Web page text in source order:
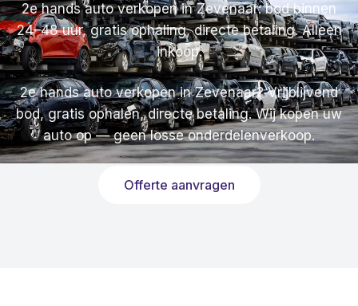
2e hands auto verkopen in Zevenaar: bod binnen
24–48 uur, gratis ophaling, directe betaling. Alleen
inkoop.
2e hands auto verkopen in Zevenaar? Vrijblijvend
bod, gratis ophalen, directe betaling. Wij kopen uw
auto op — geen losse onderdelenverkoop.
Offerte aanvragen